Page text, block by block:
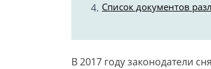
Список документов
В 2017 году законодатели